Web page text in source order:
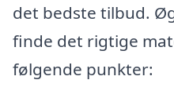
det bedste tilbud.
finde det rigtige
følgende punkter: